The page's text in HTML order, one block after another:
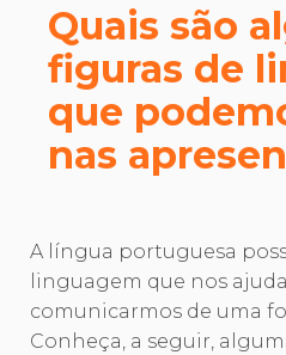
Quais são
figuras de
que
nas
A língua portuguesa
linguagem que nos
comunicarmos de uma
Conheça, a seguir,